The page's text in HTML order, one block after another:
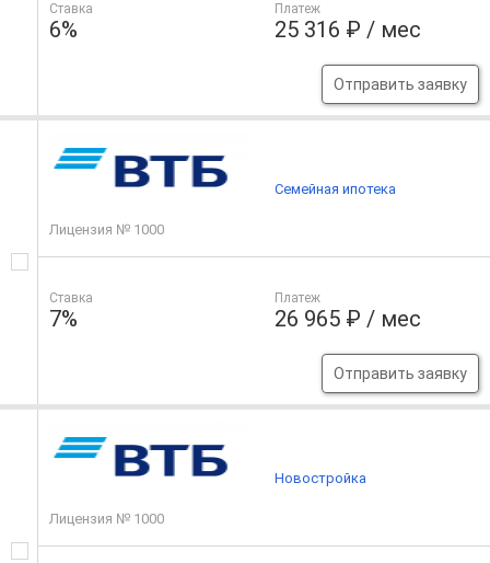
Ставка
6%
Платеж
25 316 ₽ / мес
Отправить заявку
Лицензия № 1000
Ставка
7%
Платеж
26 965 ₽ / мес
Отправить заявку
Семейная ипотека
Лицензия № 1000
Новостройка